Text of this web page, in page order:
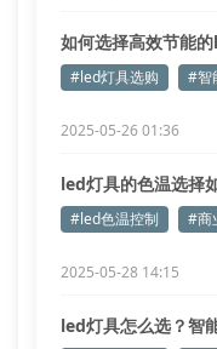
如何选择高效节能
#led灯具选购 #智
2025-05-26 01:36
led灯具的色温选择
#led色温控制 #商
2025-05-28 14:15
led灯具怎么选？智